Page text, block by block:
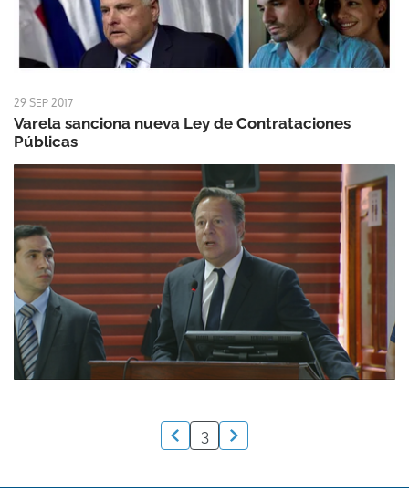
29 SEP 2017
Varela sanciona nueva Ley de Contrataciones
Públicas
3